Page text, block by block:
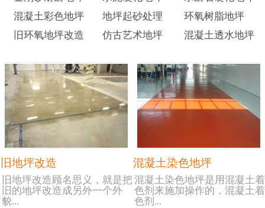
混凝土彩色地坪
地坪起砂处理
环氧树脂地坪
旧环氧地坪改造
仿古艺术地坪 混凝土透水地坪
旧地坪改造
旧地坪改造顾名思义，就是把
旧的地坪改造成另外一个外
貌...
混凝土染色地坪
混凝土染色地坪是用混凝土着
色剂来施加操作的，混凝土着
色剂...